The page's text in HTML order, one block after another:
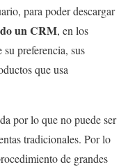
para poder descargar
un CRM, en los
su preferencia, sus
que usa
por lo que no puede ser
tradicionales. Por lo
de grandes